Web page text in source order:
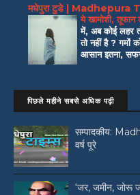
मधेपुरा टुडे | Madhepura
ये खामोशी, तूफान
में, अब कोई लहर
तो नहीं है ? गमों
आसान इतना,
पिछले महीने सबसे अधिक पढ़ी
सम्पादकीय:
वर्ष पूरे
‘जर, जमीन, जोरू